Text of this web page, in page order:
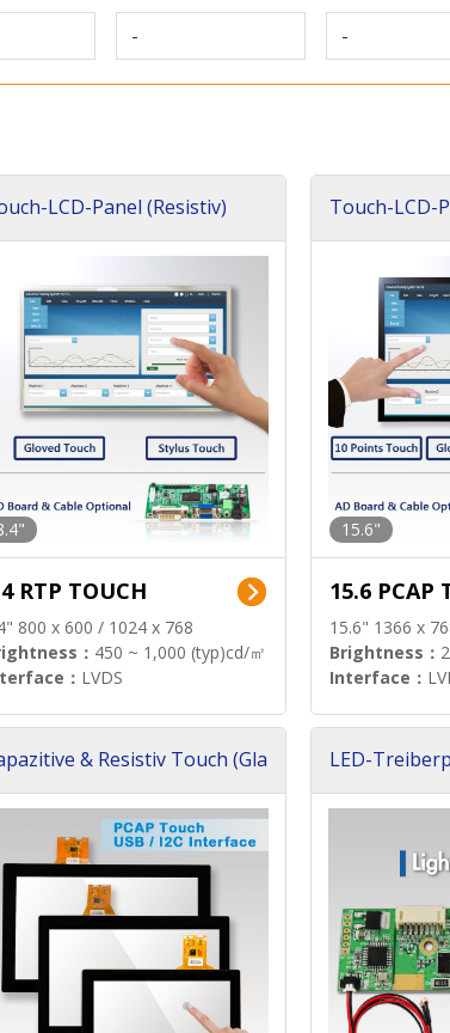
- -
LCD-Panel (Resistiv)
RTP TOUCH
800 x 600 / 1024 x 768
： 450 ~ 1,000 (typ)cd/㎡
： LVDS
Touch-LCD-
15.6"
15.6 PCAP
15.6" 1366 x
Brightness：
Interface：
& Resistiv Touch (Gla
LED-